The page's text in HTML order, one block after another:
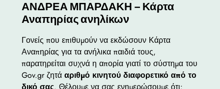
ΑΝΔΡΕΑ ΜΠΑΡΔΑΚΗ – Κάρτα
Αναπηρίας ανηλίκων
Γονείς που επιθυμούν να εκδώσουν Κάρτα
Αναπηρίας για τα ανήλικα παιδιά τους,
παρατηρείται συχνά η απορία γιατί το σύστημα του
Gov.gr ζητά αριθμό κινητού διαφορετικό από το